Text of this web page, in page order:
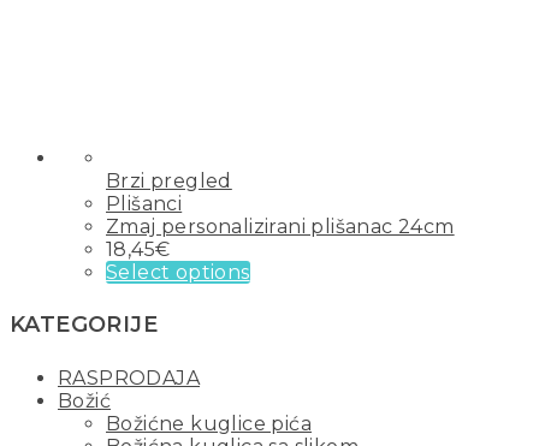
Brzi pregled
Plišanci
Zmaj personalizirani plišanac 24cm
18,45€
Select options
KATEGORIJE
RASPRODAJA
Božić
Božićne kuglice pića